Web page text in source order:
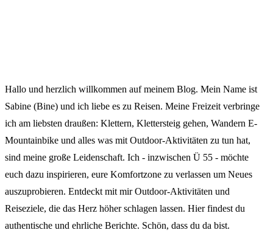
Hallo und herzlich willkommen auf meinem Blog. Mein Name ist
Sabine (Bine) und ich liebe es zu Reisen. Meine Freizeit verbringe
ich am liebsten draußen: Klettern, Klettersteig gehen, Wandern E-
Mountainbike und alles was mit Outdoor-Aktivitäten zu tun hat,
sind meine große Leidenschaft. Ich - inzwischen Ü 55 - möchte
euch dazu inspirieren, eure Komfortzone zu verlassen um Neues
auszuprobieren. Entdeckt mit mir Outdoor-Aktivitäten und
Reiseziele, die das Herz höher schlagen lassen. Hier findest du
authentische und ehrliche Berichte. Schön, dass du da bist.